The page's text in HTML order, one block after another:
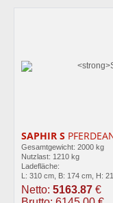
SAPHIR S
Gesamtgewicht: 2000 kg
Nutzlast: 1210 kg
Ladefläche:
L: 310 cm, B: 174 cm, H:
Netto: 5163.87 €